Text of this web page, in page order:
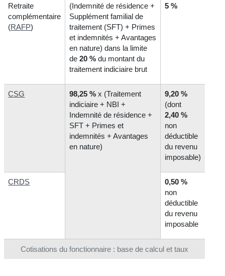
Cotisations du fonctionnaire : base de calcul et taux
Retraite
complémentaire
(RAFP)
(Indemnité de résidence +
Supplément familial de
traitement (SFT) + Primes
et indemnités + Avantages
en nature) dans la limite
de20 % du montant du
traitement indiciaire brut
5 %
CSG 98,25 % x (Traitement
indiciaire + NBI +
Indemnité de résidence +
SFT + Primes et
indemnités + Avantages
en nature)
9,20 %
(dont
2,40 %
non
déductible
du revenu
imposable)
CRDS
0,50 %
non
déductible
du revenu
imposable